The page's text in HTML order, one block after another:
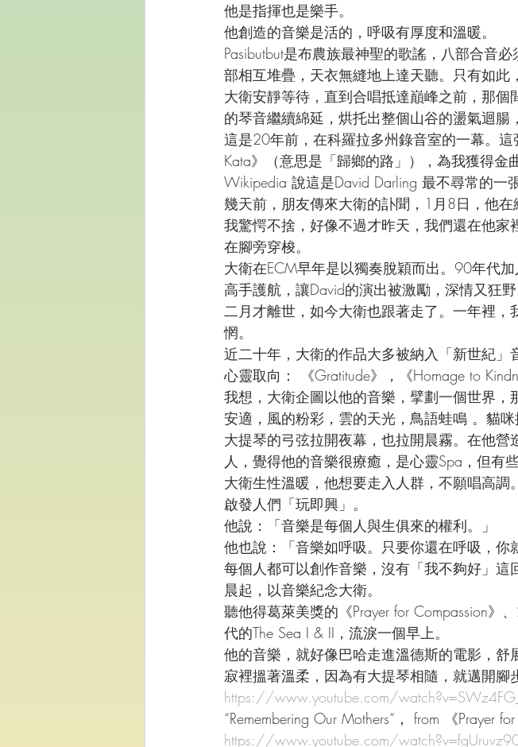
他是指揮也是樂手。
他創造的音樂是活的，呼吸有厚度和溫暖。
Pasibutbut是布農族最神聖的歌謠，八部合音
部相互堆疊，天衣無縫地上達天聽。只有如此
大衛安靜等待，直到合唱抵達巔峰之前，那
的琴音繼續綿延，烘托出整個山谷的盪氣迴腸
這是20年前，在科羅拉多州錄音室的一幕。
Kata》（意思是「歸鄉的路」），為我獲得金
Wikipedia 說這是David Darling 最不尋常的一
幾天前，朋友傳來大衛的訃聞，1月8日，他在
我驚愕不捨，好像不過才昨天，我們還在他家
在腳旁穿梭。
大衛在ECM早年是以獨奏脫穎而出。90年代
高手護航，讓David的演出被激勵，深情又狂
二月才離世，如今大衛也跟著走了。一年裡
惘。
近二十年，大衛的作品大多被納入「新世紀
心靈取向： 《Gratitude》，《Homage to
我想，大衛企圖以他的音樂，擘劃一個世界
安適，風的粉彩，雲的天光，鳥語蛙鳴 。貓咪
大提琴的弓弦拉開夜幕，也拉開晨霧。在他
人，覺得他的音樂很療癒，是心靈Spa，但有
大衛生性溫暖，他想要走入人群，不願唱高調
啟發人們「玩即興」。
他說：「音樂是每個人與生俱來的權利。」
他也說：「音樂如呼吸。只要你還在呼吸，你
每個人都可以創作音樂，沒有「我不夠好」這
晨起，以音樂紀念大衛。
聽他得葛萊美獎的《Prayer for Compassion》
代的The Sea I & II，流淚一個早上。
他的音樂，就好像巴哈走進溫德斯的電影，
寂裡搵著溫柔，因為有大提琴相隨，就邁開腳
https://www.youtube.com/
“Remembering Our Mothers“， from 《Prayer for
https://www.youtube.com/